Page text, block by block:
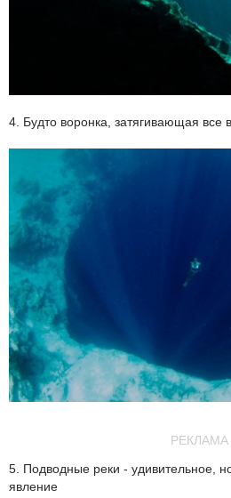
4. Будто воронка, затягивающая все
РЕКЛАМА
5. Подводные реки - удивительное,
явление